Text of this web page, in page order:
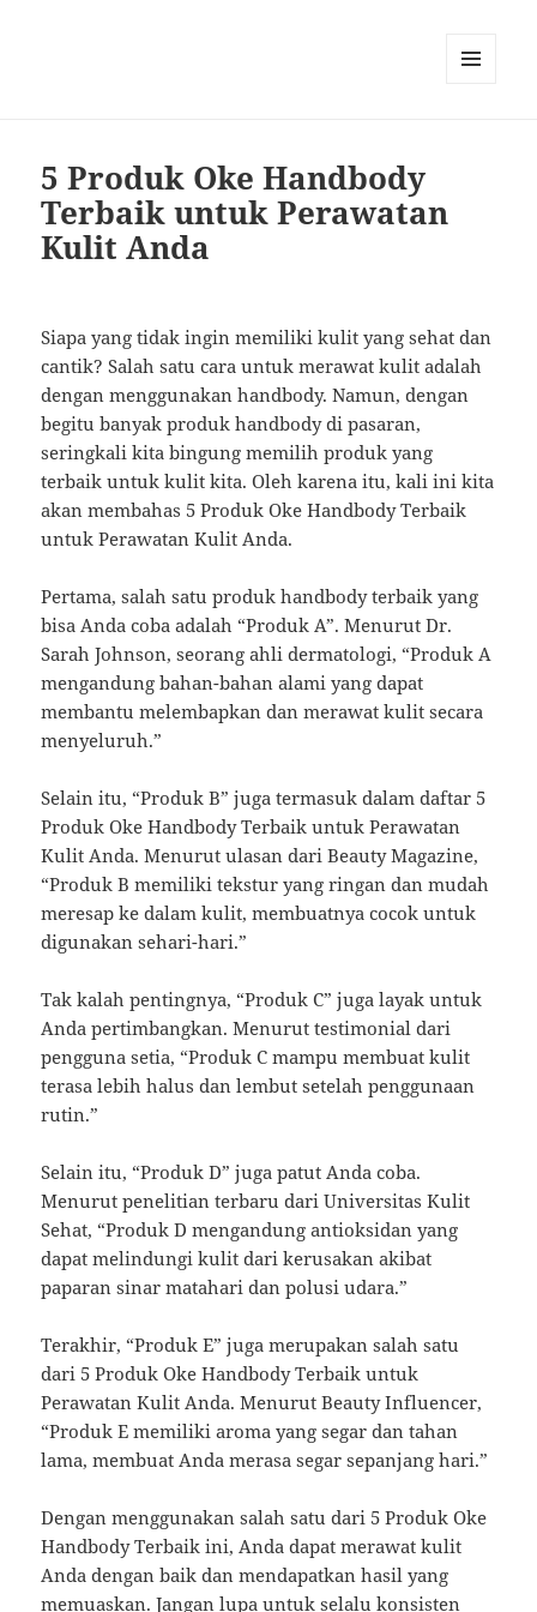
5 Produk Oke Handbody
Terbaik untuk Perawatan
Kulit Anda
Siapa yang tidak ingin memiliki kulit yang sehat dan
cantik? Salah satu cara untuk merawat kulit adalah
dengan menggunakan handbody. Namun, dengan
begitu banyak produk handbody di pasaran,
seringkali kita bingung memilih produk yang
terbaik untuk kulit kita. Oleh karena itu, kali ini kita
akan membahas 5 Produk Oke Handbody Terbaik
untuk Perawatan Kulit Anda.
Pertama, salah satu produk handbody terbaik yang
bisa Anda coba adalah “Produk A”. Menurut Dr.
Sarah Johnson, seorang ahli dermatologi, “Produk A
mengandung bahan-bahan alami yang dapat
membantu melembapkan dan merawat kulit secara
menyeluruh.”
Selain itu, “Produk B” juga termasuk dalam daftar 5
Produk Oke Handbody Terbaik untuk Perawatan
Kulit Anda. Menurut ulasan dari Beauty Magazine,
“Produk B memiliki tekstur yang ringan dan mudah
meresap ke dalam kulit, membuatnya cocok untuk
digunakan sehari-hari.”
Tak kalah pentingnya, “Produk C” juga layak untuk
Anda pertimbangkan. Menurut testimonial dari
pengguna setia, “Produk C mampu membuat kulit
terasa lebih halus dan lembut setelah penggunaan
rutin.”
Selain itu, “Produk D” juga patut Anda coba.
Menurut penelitian terbaru dari Universitas Kulit
Sehat, “Produk D mengandung antioksidan yang
dapat melindungi kulit dari kerusakan akibat
paparan sinar matahari dan polusi udara.”
Terakhir, “Produk E” juga merupakan salah satu
dari 5 Produk Oke Handbody Terbaik untuk
Perawatan Kulit Anda. Menurut Beauty Influencer,
“Produk E memiliki aroma yang segar dan tahan
lama, membuat Anda merasa segar sepanjang hari.”
Dengan menggunakan salah satu dari 5 Produk Oke
Handbody Terbaik ini, Anda dapat merawat kulit
Anda dengan baik dan mendapatkan hasil yang
memuaskan. Jangan lupa untuk selalu konsisten